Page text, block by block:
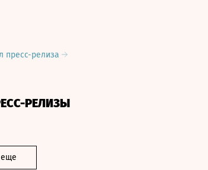
пресс-релиза
РЕЛИЗЫ
еще